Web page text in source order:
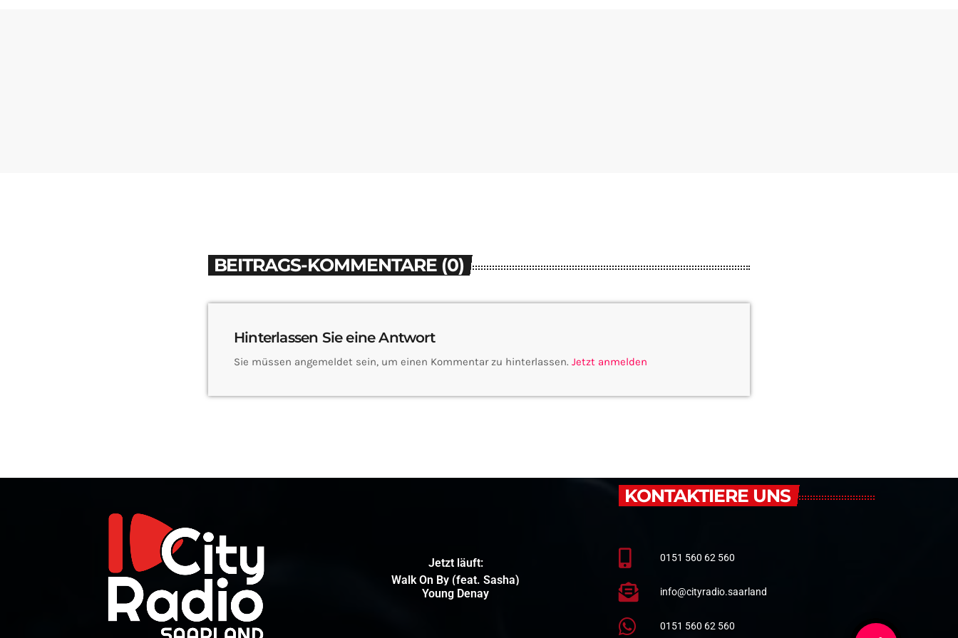
BEITRAGS-KOMMENTARE (0)
Hinterlassen Sie eine Antwort
Sie müssen angemeldet sein, um einen Kommentar zu hinterlassen. Jetzt anmelden
Jetzt läuft:
Walk On By (feat. Sasha)
Young Denay
KONTAKTIERE UNS
0151 560 62 560
info@cityradio.saarland
0151 560 62 560